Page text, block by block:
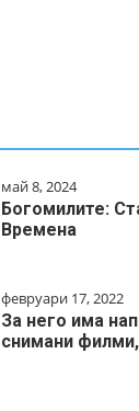
май 8, 2024
Богомилите:
Времена
февруари 17, 2022
За него има
снимани